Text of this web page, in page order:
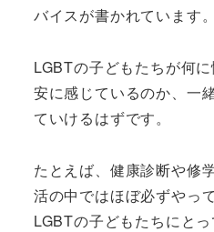
バイスが書かれています。
LGBTの子どもたちが何
安に感じているのか、一
ていけるはずです。
たとえば、健康診断や修
活の中ではほぼ必ずやっ
LGBTの子どもたちにと